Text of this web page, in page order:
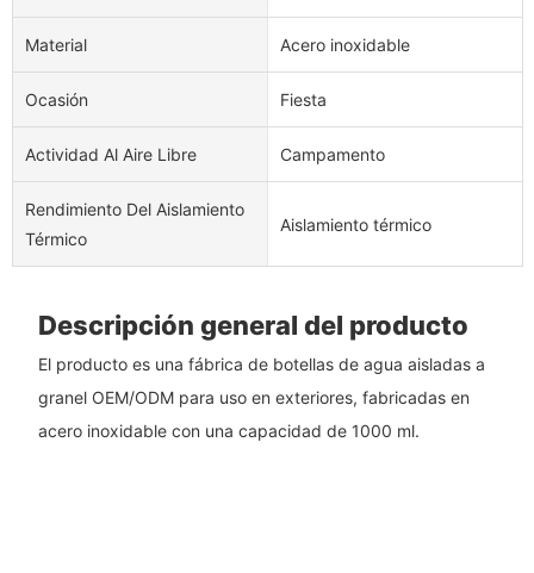
Material Acero inoxidable
Ocasión Fiesta
Actividad Al Aire Libre Campamento
Rendimiento Del Aislamiento
Térmico
Aislamiento térmico
Descripción general del producto
El producto es una fábrica de botellas de agua aisladas a
granel OEM/ODM para uso en exteriores, fabricadas en
acero inoxidable con una capacidad de 1000 ml.